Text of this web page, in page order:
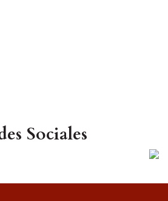
Sociales